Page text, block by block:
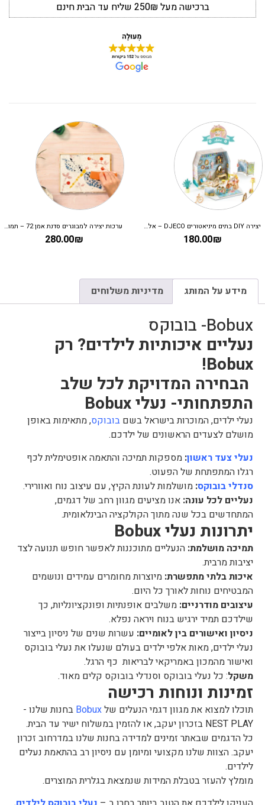
ברכישה מעל 250₪ שליח עד הבית חינם
ערכות יצירה למבוגרים סדנת אמן 72 – תמונת פסיפס
280.00₪
גיטרה מעץ לילדים – djeco
220.00₪
מידע על המותג מדיניות משלוחים
Bobux- בובוקס
נעליים איכותיות לילדים? רק
Bobux!
הבחירה המדויקת לכל שלב
התפתחותי- נעלי Bobux
נעלי ילדים, המוכרות בישראל בשם בובוקס, מתאימות באופן
מושלם לצעדים הראשונים של ילדכם.
נעלי צעד ראשון: מספקות תמיכה והתאמה אופטימלית לכף
רגלו המתפתחת של הפעוט.
סנדלי בובוקס: מושלמות לעונת הקיץ, עם עיצוב נוח ואוורירי.
נעליים לכל עונה: אנו מציעים מגוון רחב של דגמים,
המתחדשים בכל שנה מתוך הקולקציה הבינלאומית.
יתרונות נעלי Bobux
תמיכה מושלמת: הנעליים מתוכננות לאפשר חופש תנועה לצד
יציבות מרבית.
איכות בלתי מתפשרת: מיוצרות מחומרים עמידים ונושמים
המבטיחים נוחות לאורך כל היום.
עיצובים מודרניים: משלבים אופנתיות ופונקציונליות, כך
שילדכם תמיד ירגיש בנוח ויראה נפלא.
ניסיון ואישורים בין לאומיים: עשרות שנים של ניסיון בייצור
נעלי ילדים, מאות אלפי ילדים בעולם שנעלו את נעלי בובוקס
ואישור מהמכון באמריקאי לבריאות כף הרגל.
משקל: כל נעלי בובוקס וסנדלי בובוקס קלים מאוד.
זמינות ונוחות רכישה
תוכלו למצוא את מגוון דגמי הנעלים של
בחנות שלנו -
NEST PLAY בזכרון יעקב, או להזמין במשלוח ישיר עד הבית.
כל הדגמים שבאתר זמינים למדידה בחנות שלנו במדרחוב זכרון
יעקב. הצוות שלנו מקצועי ומיומן עם ניסיון רב בהתאמת נעלים
לילדים.
מומלץ להעזר בטבלת המידות שנמצאת בגלרית המוצרים.